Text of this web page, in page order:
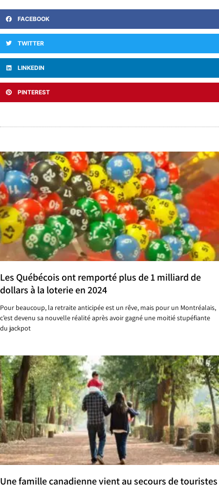
FACEBOOK
TWITTER
LINKEDIN
PINTEREST
Les Québécois ont remporté plus de 1 milliard de
dollars à la loterie en 2024
Pour beaucoup, la retraite anticipée est un rêve, mais pour un Montréalais,
c’est devenu sa nouvelle réalité après avoir gagné une moitié stupéfiante
du jackpot
Une famille canadienne vient au secours de touristes